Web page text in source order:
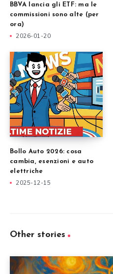
BBVA lancia gli ETF: ma le
commissioni sono alte (per
ora)
2026-01-20
Bollo Auto 2026: cosa
cambia, esenzioni e auto
elettriche
2025-12-15
Other stories